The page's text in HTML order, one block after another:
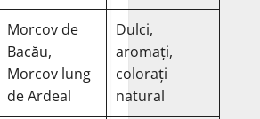
Morcov de
Bacău,
Morcov lung
de Ardeal
Dulci,
aromați,
colorați
natural